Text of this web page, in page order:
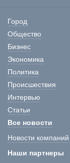
Город
Общество
Бизнес
Экономика
Политика
Происшествия
Интервью
Статьи
Все новости
Новости компаний
Наши партнеры